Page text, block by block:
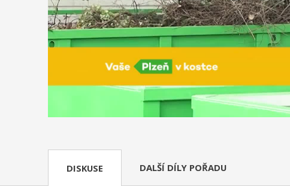
DISKUSE DALŠÍ DÍLY POŘADU